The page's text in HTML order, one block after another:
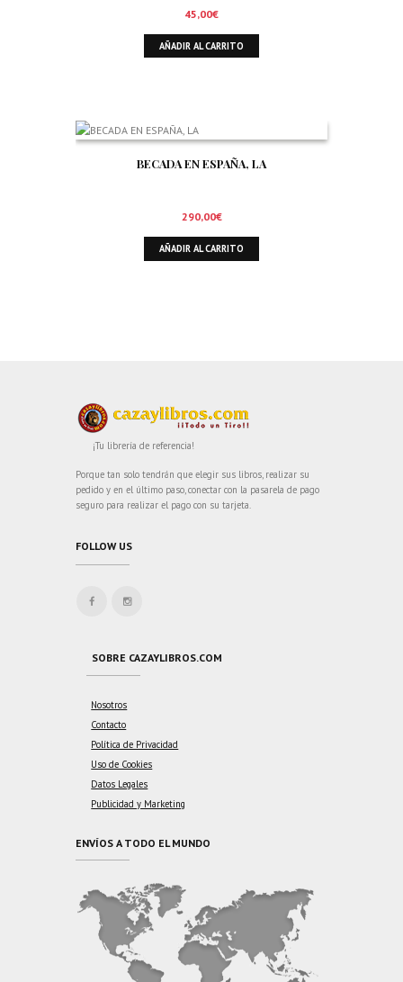
45,00€
AÑADIR AL CARRITO
BECADA EN ESPAÑA, LA
290,00€
AÑADIR AL CARRITO
¡Tu librería de referencia!
Porque tan solo tendrán que elegir sus libros, realizar su
pedido y en el último paso, conectar con la pasarela de pago
seguro para realizar el pago con su tarjeta.
FOLLOW US
SOBRE CAZAYLIBROS.COM
Nosotros
Contacto
Política de Privacidad
Uso de Cookies
Datos Legales
Publicidad y Marketing
ENVÍOS A TODO EL MUNDO